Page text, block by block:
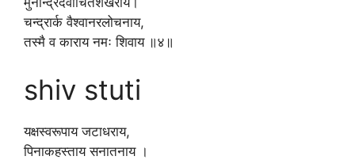
चन्द्रार्क वैश्वानरलोचनाय,
तस्मै व काराय नमः शिवाय ॥४॥
shiv stuti
यक्षस्वरूपाय जटाधराय,
पिनाकहस्ताय सनातनाय ।